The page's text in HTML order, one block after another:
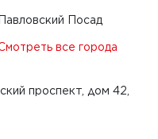
Павловский Посад
все города
проспект, дом 42,